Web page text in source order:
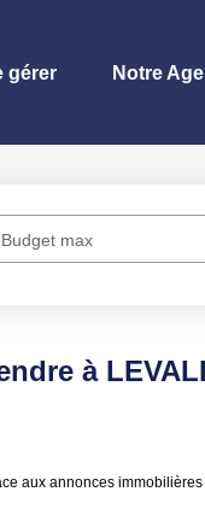
gérer Notre
Budget max
à
aux annonces